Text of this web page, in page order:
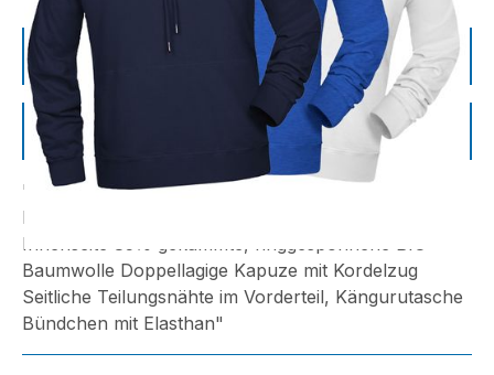
Jetzt anfragen
Zum Anfragekorb hinzufügen
"Oberstoff (300 g/m²): 85% Baumwolle, 15%
Polyester Hochwertige Sweat-Qualität mit angerauter
Innenseite 85% gekämmte, ringgesponnene BIO-
Baumwolle Doppellagige Kapuze mit Kordelzug
Seitliche Teilungsnähte im Vorderteil, Kängurutasche
Bündchen mit Elasthan"